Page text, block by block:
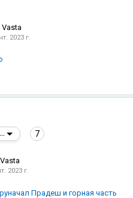
Vasta
2023 г.
7
2023 г.
Прадеш и горная часть